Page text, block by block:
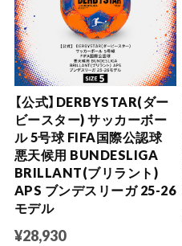
【公式】DERBYSTAR(ダー
ビースター) サッカーボー
ル 5号球 FIFA国際公認球
悪天候用 BUNDESLIGA
BRILLANT(ブリラント)
APS ブンデスリーガ 25-26
モデル
¥28,930